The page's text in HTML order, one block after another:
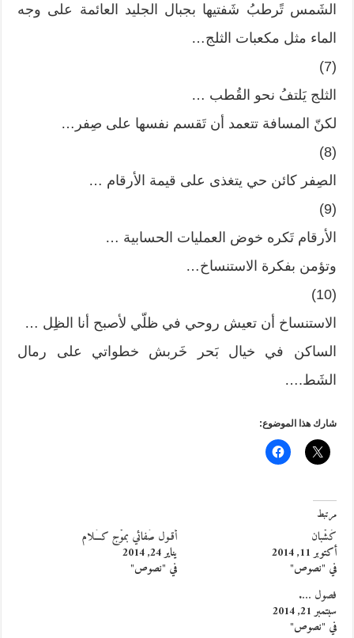
الشَمس تًرطبُ شَفتيها بجبال الجليد العائمة على وجه
الماء مثل مكعبات الثلج…
(7)
الثلج يَلتفُ نحو القُطب …
لكنّ المسافة تتعمد أن تَقسم نفسها على صِفر…
(8)
الصِفر كائن حي يتغذى على قيمة الأرقام …
(9)
الأرقام تَكره خوض العمليات الحسابية …
وتؤمن بفكرة الاستنساخ…
(10)
الاستنساخ أن تعيش روحي في ظلّي لأصبح أنا الظِل …
الساكن في خيال بَحر خَربش خطواتي على رمال
الشَط.…
شارك هذا الموضوع:
مرتبط
كُشْبان
أكتوبر 11, 2014
في "نصوص"
أقـول صَفائي بموْج كـَــلام
يناير 24, 2014
في "نصوص"
فصول ….
سبتمبر 21, 2014
في "نصوص"